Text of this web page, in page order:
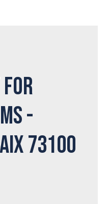
for
-
73100